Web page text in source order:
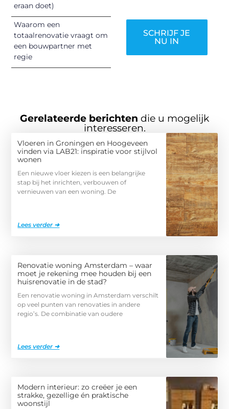
eraan doet)
Waarom een
totaalrenovatie vraagt om
een bouwpartner met
regie
SCHRIJF JE
NU IN
Gerelateerde berichten die u mogelijk
interesseren.
Vloeren in Groningen en Hoogeveen
vinden via LAB21: inspiratie voor stijlvol
wonen
Een nieuwe vloer kiezen is een belangrijke
stap bij het inrichten, verbouwen of
vernieuwen van een woning. De
Lees verder ➜
Renovatie woning Amsterdam – waar
moet je rekening mee houden bij een
huisrenovatie in de stad?
Een renovatie woning in Amsterdam verschilt
op veel punten van renovaties in andere
regio’s. De combinatie van oudere
Lees verder ➜
Modern interieur: zo creëer je een
strakke, gezellige én praktische
woonstijl